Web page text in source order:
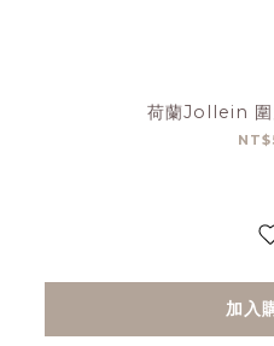
荷蘭Jollein
加入